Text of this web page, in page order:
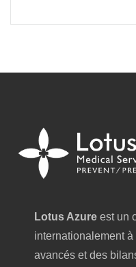
Lotus Azure est un
internationalement
avancés et des